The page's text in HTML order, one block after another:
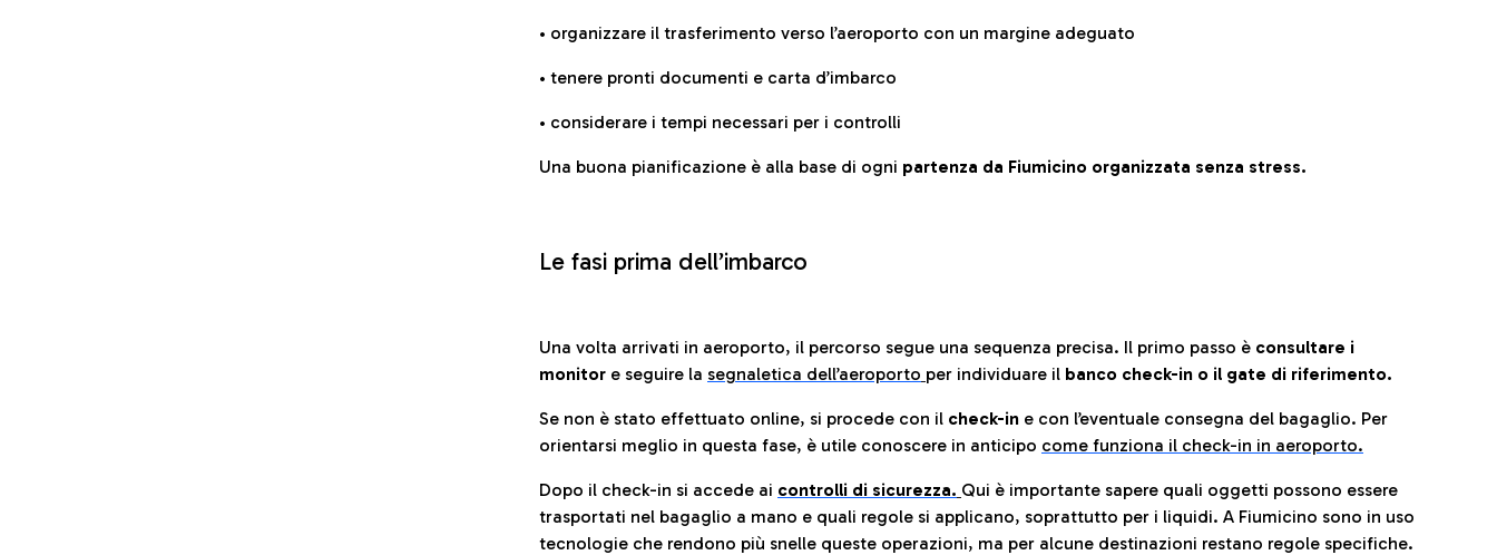
• organizzare il trasferimento verso l’aeroporto con un margine adeguato
• tenere pronti documenti e carta d’imbarco
• considerare i tempi necessari per i controlli
Una buona pianificazione è alla base di ogni partenza da Fiumicino organizzata senza stress.
Le fasi prima dell’imbarco
Una volta arrivati in aeroporto, il percorso segue una sequenza precisa. Il primo passo è consultare i
monitor e seguire la segnaletica dell’aeroporto per individuare il banco check-in o il gate di riferimento.
Se non è stato effettuato online, si procede con il check-in e con l’eventuale consegna del bagaglio. Per
orientarsi meglio in questa fase, è utile conoscere in anticipo come funziona il check-in in aeroporto.
Dopo il check-in si accede ai controlli di sicurezza. Qui è importante sapere quali oggetti possono essere
trasportati nel bagaglio a mano e quali regole si applicano, soprattutto per i liquidi. A Fiumicino sono in uso
tecnologie che rendono più snelle queste operazioni, ma per alcune destinazioni restano regole specifiche.